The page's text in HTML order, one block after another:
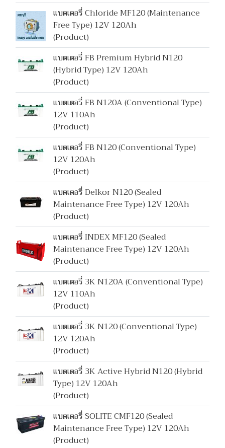
แบตเตอรี่ Chloride MF120 (Maintenance
Free Type) 12V 120Ah
(Product)
แบตเตอรี่ FB Premium Hybrid N120
(Hybrid Type) 12V 120Ah
(Product)
แบตเตอรี่ FB N120A (Conventional Type)
12V 110Ah
(Product)
แบตเตอรี่ FB N120 (Conventional Type)
12V 120Ah
(Product)
แบตเตอรี่ Delkor N120 (Sealed
Maintenance Free Type) 12V 120Ah
(Product)
แบตเตอรี่ INDEX MF120 (Sealed
Maintenance Free Type) 12V 120Ah
(Product)
แบตเตอรี่ 3K N120A (Conventional Type)
12V 110Ah
(Product)
แบตเตอรี่ 3K N120 (Conventional Type)
12V 120Ah
(Product)
แบตเตอรี่ 3K Active Hybrid N120 (Hybrid
Type) 12V 120Ah
(Product)
แบตเตอรี่ SOLITE CMF120 (Sealed
Maintenance Free Type) 12V 120Ah
(Product)